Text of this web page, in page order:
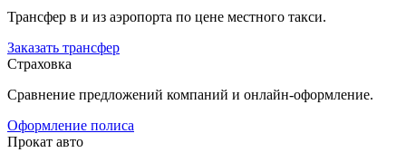
Трансфер в и из аэропорта по цене местного такси.
Заказать трансфер
Страховка
Сравнение предложений компаний и онлайн-оформление.
Оформление полиса
Прокат авто